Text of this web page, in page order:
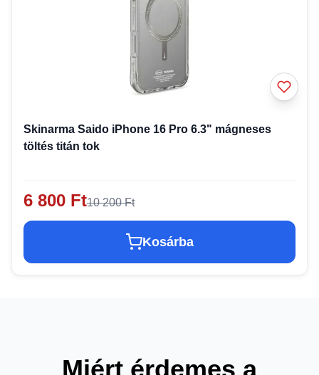
Skinarma Saido iPhone 16 Pro 6.3" mágneses
töltés titán tok
6 800 Ft10 200 Ft
Kosárba
Miért érdemes a